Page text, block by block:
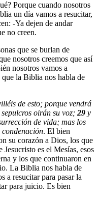
Porque cuando nosotros
un día vamos a resucitar,
-Ya dejen de andar
no creen.
que se burlan de
nosotros creemos que así
nosotros vamos a
la Biblia nos habla de
de esto; porque vendrá
oirán su voz; 29 y
de vida; mas los
. El bien
su corazón a Dios, los que
es el Mesías, esos
y los que continuaron en
La Biblia nos habla de
a resucitar para pasar la
para juicio. Es bien